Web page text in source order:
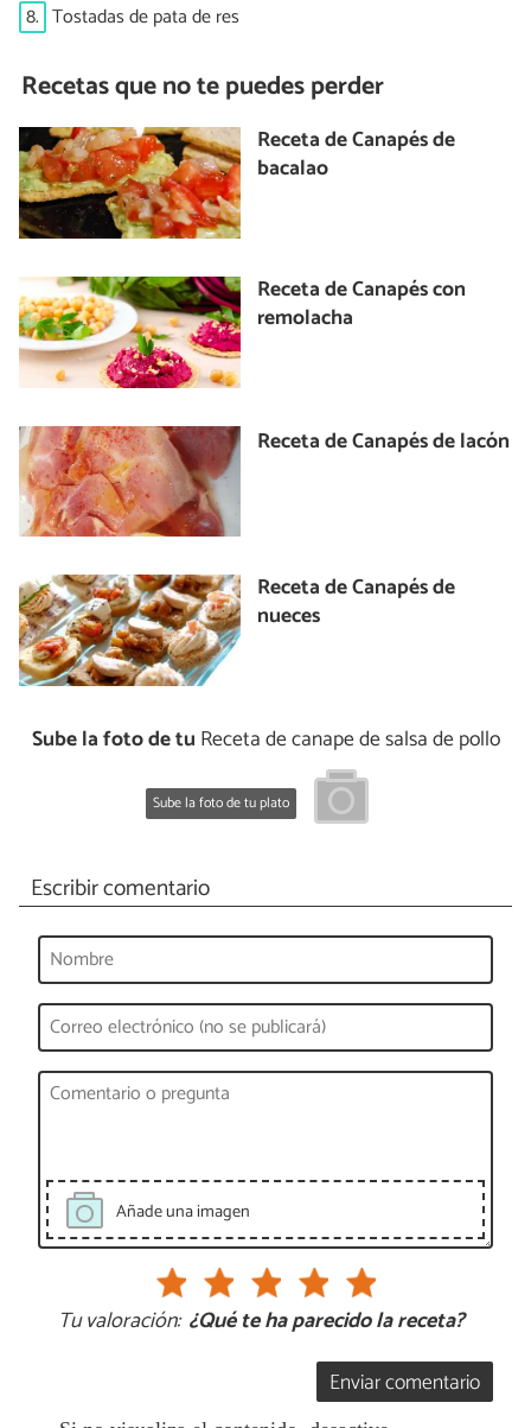
8. Tostadas de pata de res
Recetas que no te puedes perder
Receta de Canapés de
bacalao
Receta de Canapés con
remolacha
Receta de Canapés de lacón
Receta de Canapés de
nueces
Sube la foto de tu Receta de canape de salsa de pollo
Sube la foto de tu plato
Escribir comentario
Añade una imagen
Tu valoración: ¿Qué te ha parecido la receta?
Enviar comentario